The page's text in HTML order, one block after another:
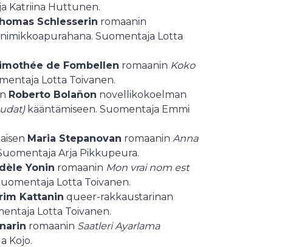
Katriina Huttunen.
Schlesserin romaanin
Suomentaja Lotta
de Fombellen romaanin Koko
Lotta Toivanen.
Roberto Bolañon novellikokoelman
kääntämiseen. Suomentaja Emmi
Maria Stepanovan romaanin Anna
Arja Pikkupeura.
Yonin romaanin Mon vrai nom est
Lotta Toivanen.
Kattanin queer-rakkaustarinan
Lotta Toivanen.
romaanin Saatleri Ayarlama
Kojo.